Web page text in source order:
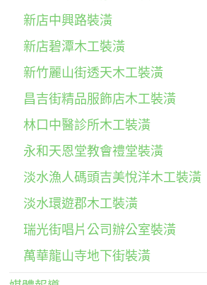
新店中興路裝潢
新店碧潭木工裝潢
新竹麗山街透天木工裝潢
昌吉街精品服飾店木工裝潢
林口中醫診所木工裝潢
永和天恩堂教會禮堂裝潢
淡水漁人碼頭吉美悅洋木工裝潢
淡水環遊郡木工裝潢
瑞光街唱片公司辦公室裝潢
萬華龍山寺地下街裝潢